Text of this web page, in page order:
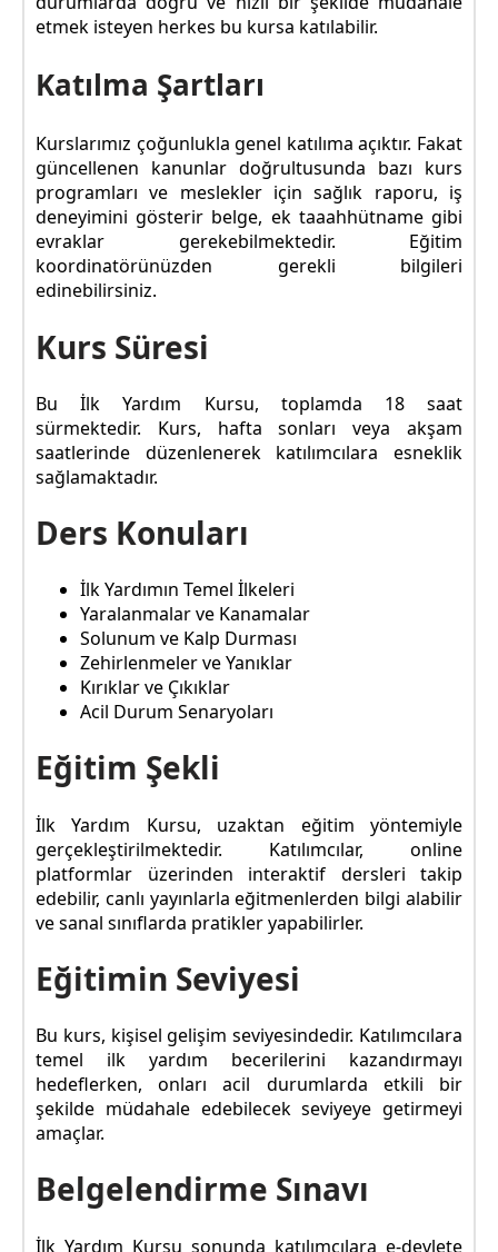
etmek isteyen herkes bu kursa katılabilir.
Katılma Şartları
Kurslarımız çoğunlukla genel katılıma açıktır. Fakat
güncellenen kanunlar doğrultusunda bazı kurs
programları ve meslekler için sağlık raporu, iş
deneyimini gösterir belge, ek taaahhütname gibi
evraklar gerekebilmektedir. Eğitim
koordinatörünüzden gerekli bilgileri
edinebilirsiniz.
Kurs Süresi
Bu İlk Yardım Kursu, toplamda 18 saat
sürmektedir. Kurs, hafta sonları veya akşam
saatlerinde düzenlenerek katılımcılara esneklik
sağlamaktadır.
Ders Konuları
İlk Yardımın Temel İlkeleri
Yaralanmalar ve Kanamalar
Solunum ve Kalp Durması
Zehirlenmeler ve Yanıklar
Kırıklar ve Çıkıklar
Acil Durum Senaryoları
Eğitim Şekli
İlk Yardım Kursu, uzaktan eğitim yöntemiyle
gerçekleştirilmektedir. Katılımcılar, online
platformlar üzerinden interaktif dersleri takip
edebilir, canlı yayınlarla eğitmenlerden bilgi alabilir
ve sanal sınıflarda pratikler yapabilirler.
Eğitimin Seviyesi
Bu kurs, kişisel gelişim seviyesindedir. Katılımcılara
temel ilk yardım becerilerini kazandırmayı
hedeflerken, onları acil durumlarda etkili bir
şekilde müdahale edebilecek seviyeye getirmeyi
amaçlar.
Belgelendirme Sınavı
İlk Yardım Kursu sonunda katılımcılara e-devlete